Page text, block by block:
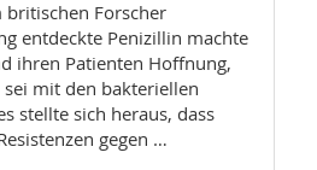
britischen Forscher
entdeckte Penizillin machte
ihren Patienten Hoffnung,
mit den bakteriellen
stellte sich heraus, dass
gegen …